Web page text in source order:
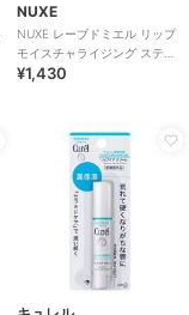
NUXE
NUXE レーブドミエル リップ
モイスチャライジング スティ
ック4g
¥1,430